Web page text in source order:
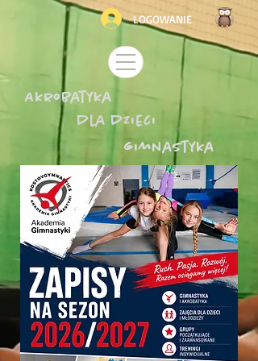
LOGOWANIE
Akrobatyka
dla dzieci
gimnastyka